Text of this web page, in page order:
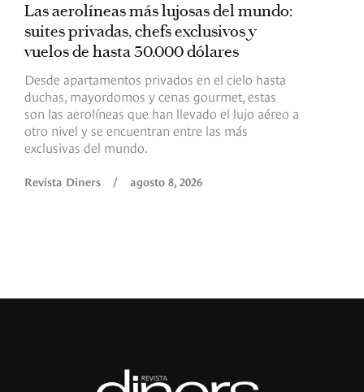
Las aerolíneas más lujosas del mundo:
suites privadas, chefs exclusivos y
vuelos de hasta 30.000 dólares
Desde apartamentos privados en el cielo hasta
duchas, mayordomos y cenas gourmet, estas
son las aerolíneas que han llevado el lujo aéreo a
otro nivel y se encuentran entre las más
exclusivas del mundo.
Revista Diners / agosto 8, 2026